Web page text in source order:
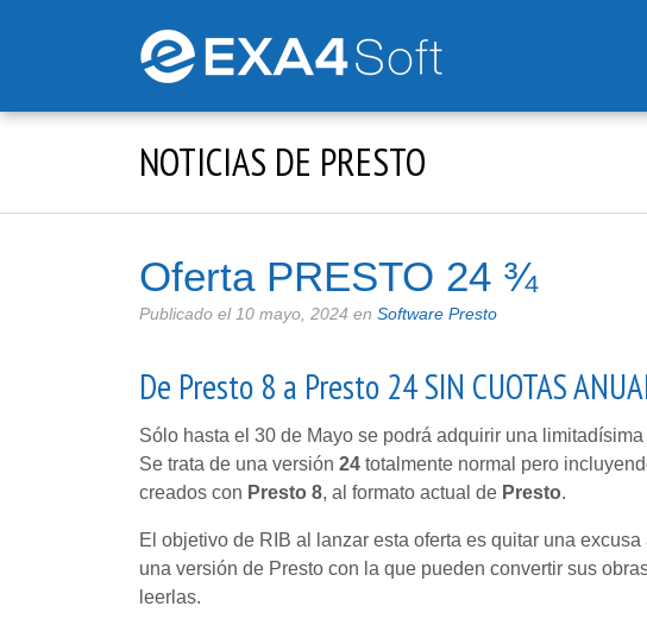
NOTICIAS DE PRESTO
Oferta PRESTO 24 ¾
Publicado el 10 mayo, 2024 en Software Presto
De Presto 8 a Presto 24 SIN CUOTAS
Sólo hasta el 30 de Mayo se podrá adquirir una
Se trata de una versión 24 totalmente normal pero
creados con Presto 8, al formato actual de Presto.
El objetivo de RIB al lanzar esta oferta es quitar una
una versión de Presto con la que pueden convertir sus
leerlas.